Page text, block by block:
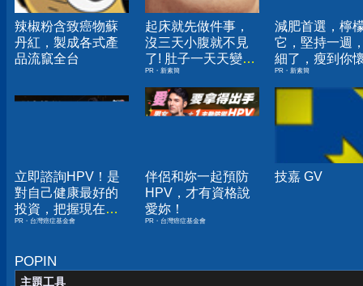
辣椒粉含致癌物蘇
丹紅，製成各式產
品流竄全台
起床就先做件事，
沒三天小腹就不見
了! 肚子一天天變
小！
PR・新素簡
減肥首選，檸
它，堅持一週
細了，瘦到你
人生
PR・新素簡
立即諮詢HPV！是
對自己健康最好的
投資，把握現在不
嫌晚！
PR・台灣癌症基金會
伴侶和妳一起預防
HPV，才有資格說
愛妳！
PR・台灣癌症基金會
技嘉 GV
POPIN
主題工具